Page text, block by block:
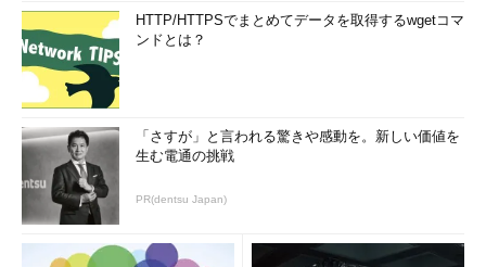
HTTP/HTTPSでまとめてデータを取得するwgetコマ
ンドとは？
「さすが」と言われる驚きや感動を。新しい価値を
生む電通の挑戦
PR(dentsu Japan)